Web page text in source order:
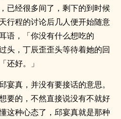
已经很多间了，剩下的到时候
行程的讨论后几人便开始随意
语，「你没有什么想吃的
头，丁辰歪歪头等待着她的回
还好。」
宴真，并没有要接话的意思。
要的，不然直接说没有不就好
这种心态了，邱宴真就是那种